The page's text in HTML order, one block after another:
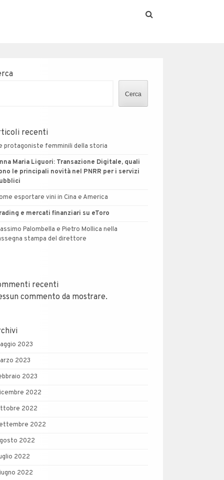
Cerca
recenti
protagoniste femminili della storia
Maria Liguori: Transazione Digitale, quali
le principali novità nel PNRR per i servizi
esportare vini in Cina e America
e mercati finanziari su eToro
Palombella e Pietro Mollica nella
stampa del direttore
recenti
commento da mostrare.
2023
2023
2023
2022
2022
2022
2022
2022
2022